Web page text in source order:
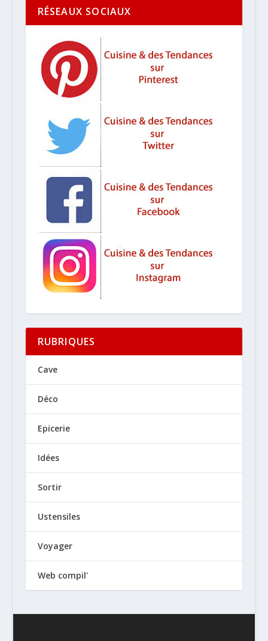
RÉSEAUX SOCIAUX
RUBRIQUES
Cave
Déco
Epicerie
Idées
Sortir
Ustensiles
Voyager
Web compil'